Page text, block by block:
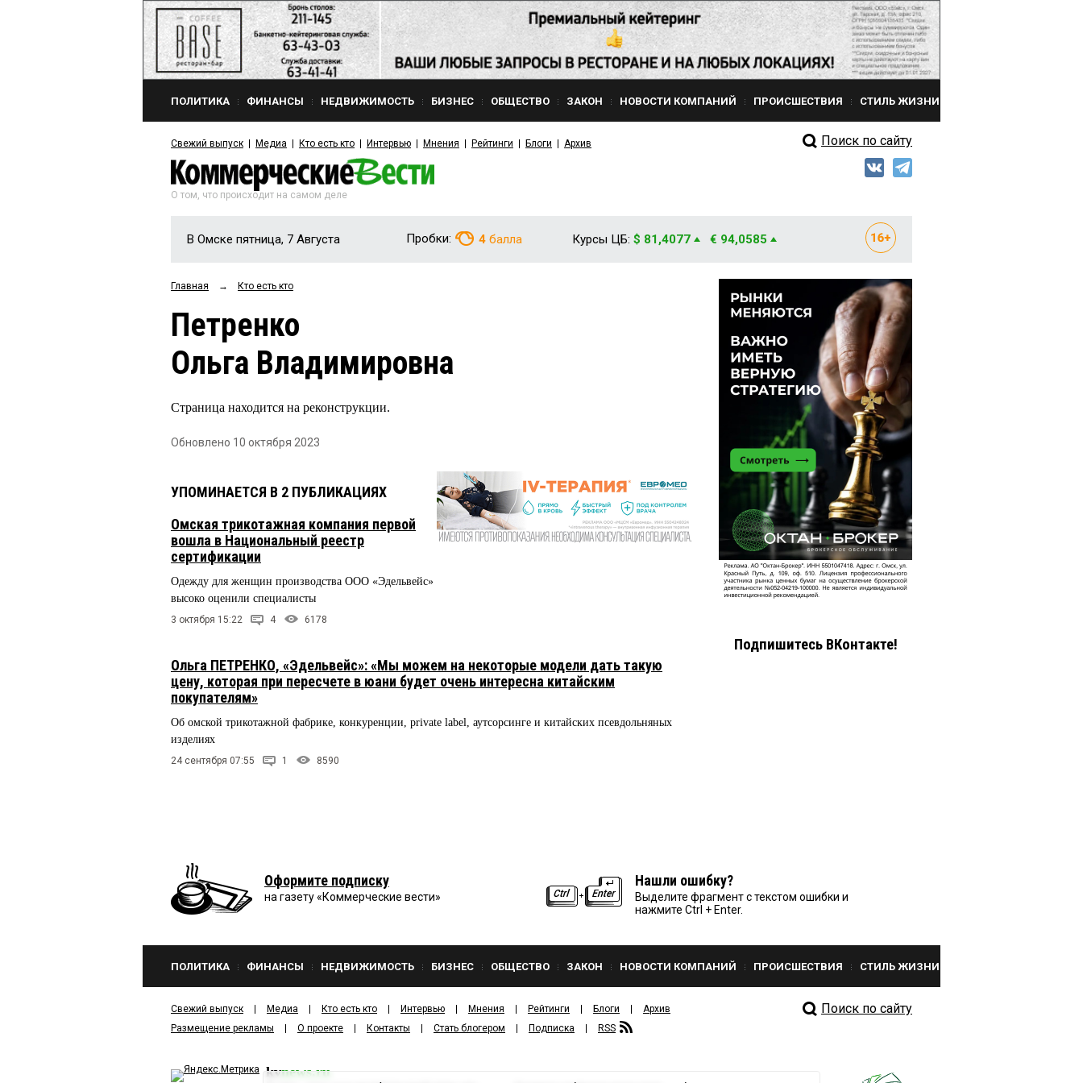
ПОЛИТИКА ФИНАНСЫ НЕДВИЖИМОСТЬ БИЗНЕС ОБЩЕСТВО ЗАКОН НОВОСТИ КОМПАНИЙ ПРОИСШЕСТВИЯ СТИЛЬ ЖИЗНИ
Свежий выпуск Медиа Кто есть кто Интервью Мнения Рейтинги Блоги Архив Поиск по сайту
О том, что происходит на самом деле
В Омске пятница, 7 Августа Пробки: 4 балла Курсы ЦБ: $ 81,4077 € 94,0585
Главная → Кто есть кто
Петренко
Ольга Владимировна
Страница находится на реконструкции.
Обновлено 10 октября 2023
УПОМИНАЕТСЯ В 2 ПУБЛИКАЦИЯХ
Омская трикотажная компания первой
вошла в Национальный реестр
сертификации
Одежду для женщин производства ООО «Эдельвейс»
высоко оценили специалисты
3 октября 15:22 4 6178
Ольга ПЕТРЕНКО, «Эдельвейс»: «Мы можем на некоторые модели дать такую
цену, которая при пересчете в юани будет очень интересна китайским
покупателям»
Об омской трикотажной фабрике, конкуренции, private label, аутсорсинге и китайских псевдольняных
изделиях
24 сентября 07:55 1 8590
Подпишитесь ВКонтакте!
Оформите подписку
на газету «Коммерческие вести»
Нашли ошибку?
Выделите фрагмент с текстом ошибки и
нажмите Ctrl + Enter.
ПОЛИТИКА ФИНАНСЫ НЕДВИЖИМОСТЬ БИЗНЕС ОБЩЕСТВО ЗАКОН НОВОСТИ КОМПАНИЙ ПРОИСШЕСТВИЯ СТИЛЬ ЖИЗНИ
Свежий выпуск Медиа Кто есть кто Интервью Мнения Рейтинги Блоги
Архив
Размещение рекламы
О проекте Контакты Стать блогером Подписка RSS
Поиск по сайту
kvnews.ru